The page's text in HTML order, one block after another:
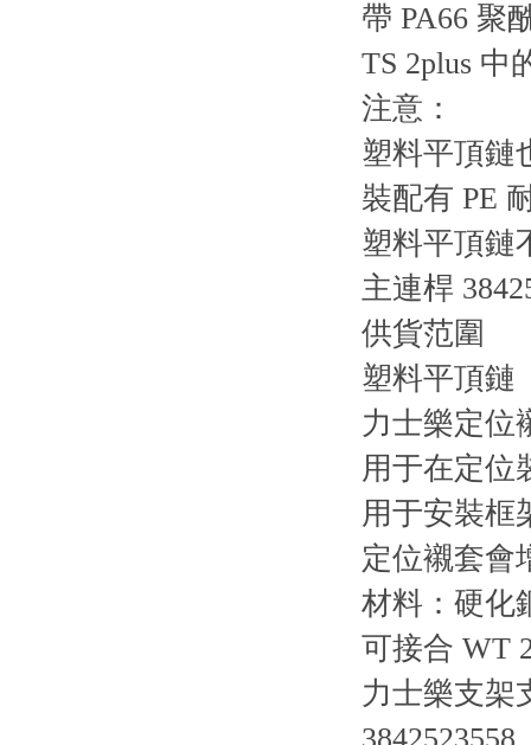
帶 PA66 聚
TS 2plus 中
注意：
塑料平頂鏈
裝配有 PE
塑料平頂鏈
主連桿
供貨范圍
塑料平頂鏈
力士樂定位
用于在定位
用于安裝框
定位襯套會
材料：硬化
可接合 WT
力士樂支架